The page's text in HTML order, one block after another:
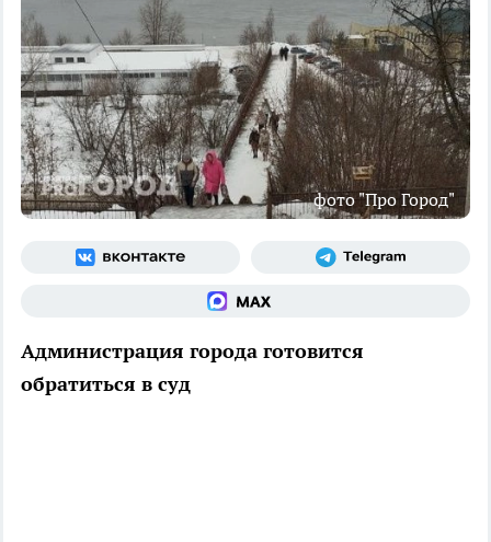
фото "Про Город"
Администрация города готовится
обратиться в суд